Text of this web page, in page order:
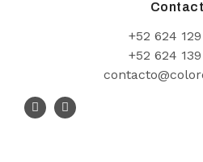
+52 624
+52 624